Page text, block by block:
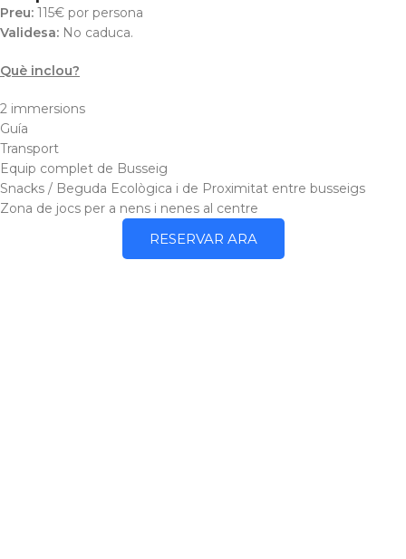
Preu: 115€ por persona
Validesa: No caduca.
Què inclou?
2 immersions
Guía
Transport
Equip complet de Busseig
Snacks / Beguda Ecològica i de Proximitat entre busseigs
Zona de jocs per a nens i nenes al centre
RESERVAR ARA